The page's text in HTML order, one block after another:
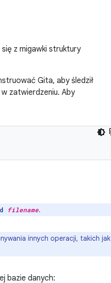
z migawki struktury
Gita, aby śledził
zatwierdzeniu. Aby
filename.
innych operacji, takich jak
bazie danych: